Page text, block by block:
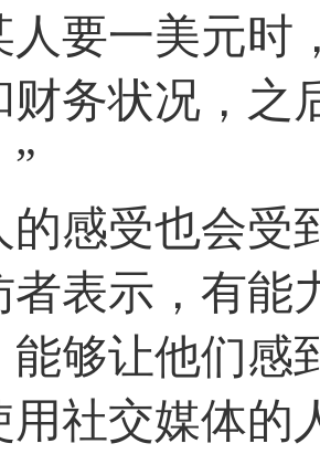
人要一美元时
财务状况，之
”
的感受也会受
者表示，有能
能够让他们感
用社交媒体的